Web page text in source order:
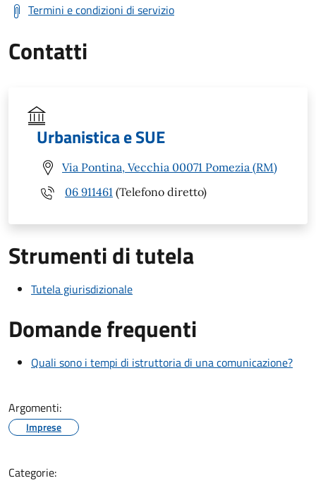
Termini e condizioni di servizio
Contatti
Urbanistica e SUE
Via Pontina, Vecchia 00071 Pomezia (RM)
06 911461 (Telefono diretto)
Strumenti di tutela
Tutela giurisdizionale
Domande frequenti
Quali sono i tempi di istruttoria di una comunicazione?
Argomenti:
Imprese
Categorie: